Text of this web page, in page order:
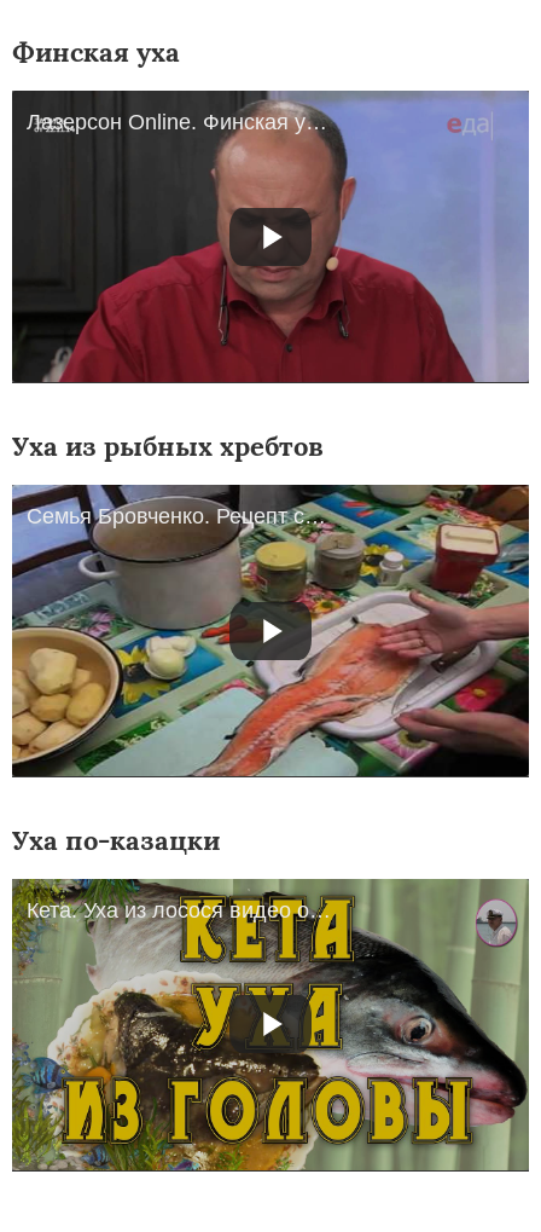
Финская уха
Лазерсон Online. Финская уха с кетой
Уха из рыбных хребтов
Семья Бровченко. Рецепт супа из хребтов красной рыбы.
Уха по-казацки
Кета. Уха из лосося видео от Petr de Cril'on